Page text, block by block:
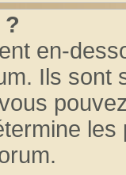
en-
Ils